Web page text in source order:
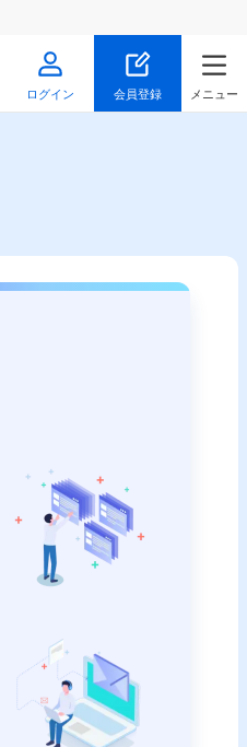
ログイン 会員登録 メニュー